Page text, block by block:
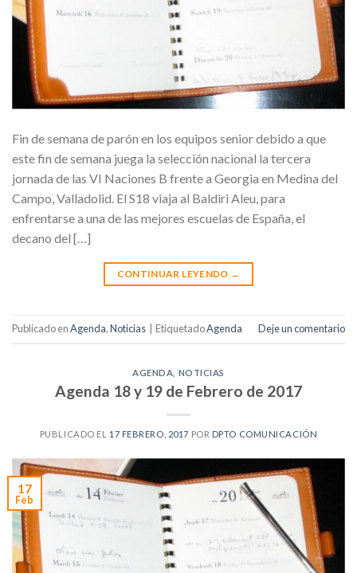
Fin de semana de parón en los equipos senior debido a que
este fin de semana juega la selección nacional la tercera
jornada de las VI Naciones B frente a Georgia en Medina del
Campo, Valladolid. El S18 viaja al Baldiri Aleu, para
enfrentarse a una de las mejores escuelas de España, el
decano del […]
CONTINUAR LEYENDO →
Publicado enAgenda,Noticias EtiquetadoAgenda Deje un comentario
AGENDA NOTICIAS
Agenda 18 y 19 de Febrero de 2017
PUBLICADO EL 17 FEBRERO, 2017 POR DPTO COMUNICACIÓN
17
Feb